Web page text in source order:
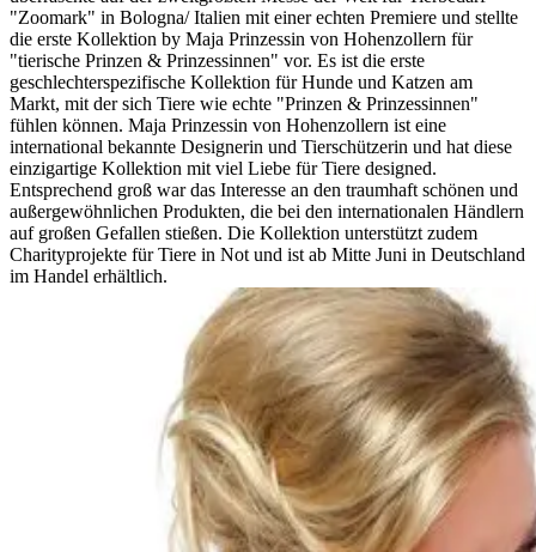
"Zoomark" in Bologna/ Italien mit einer echten Premiere und stellte
die erste Kollektion by Maja Prinzessin von Hohenzollern für
"tierische Prinzen & Prinzessinnen" vor. Es ist die erste
geschlechterspezifische Kollektion für Hunde und Katzen am
Markt, mit der sich Tiere wie echte "Prinzen & Prinzessinnen"
fühlen können. Maja Prinzessin von Hohenzollern ist eine
international bekannte Designerin und Tierschützerin und hat diese
einzigartige Kollektion mit viel Liebe für Tiere designed.
Entsprechend groß war das Interesse an den traumhaft schönen und
außergewöhnlichen Produkten, die bei den internationalen Händlern
auf großen Gefallen stießen. Die Kollektion unterstützt zudem
Charityprojekte für Tiere in Not und ist ab Mitte Juni in Deutschland
im Handel erhältlich.